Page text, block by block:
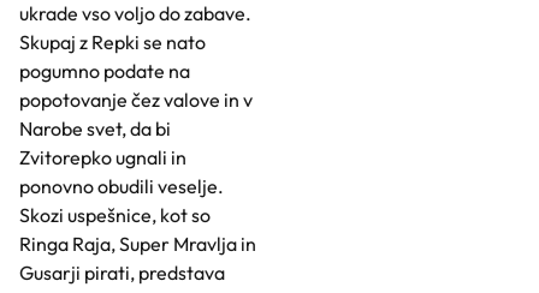
ukrade vso voljo do zabave.
Skupaj z Repki se nato
pogumno podate na
popotovanje čez valove in v
Narobe svet, da bi
Zvitorepko ugnali in
ponovno obudili veselje.
Skozi uspešnice, kot so
Ringa Raja, Super Mravlja in
Gusarji pirati, predstava